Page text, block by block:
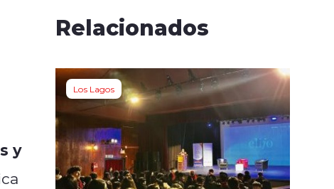
y
Relacionados
Los Lagos